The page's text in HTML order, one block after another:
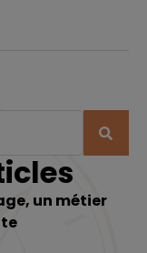
un métier